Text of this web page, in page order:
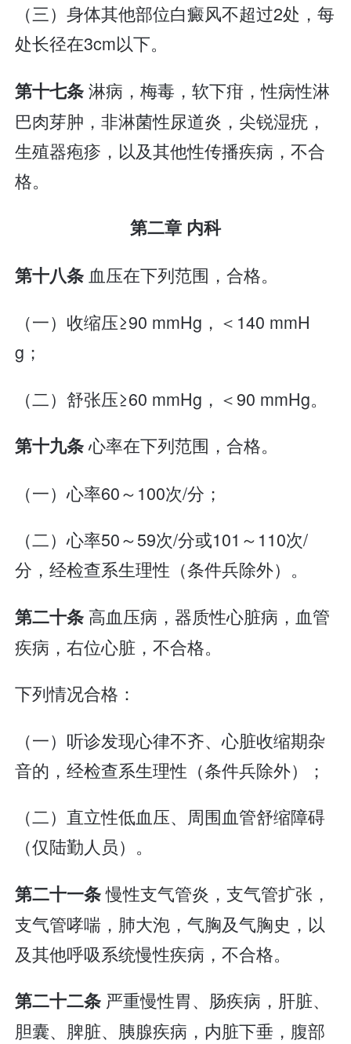
（三）身体其他部位白癜风不超过2处，每
处长径在3cm以下。
第十七条淋病，梅毒，软下疳，性病性淋
巴肉芽肿，非淋菌性尿道炎，尖锐湿疣，
生殖器疱疹，以及其他性传播疾病，不合
格。
第二章 内科
第十八条 血压在下列范围，合格。
（一）收缩压≥90 mmHg，＜140 mmH
g；
（二）舒张压≥60 mmHg，＜90 mmHg。
第十九条心率在下列范围，合格。
（一）心率60～100次/分；
（二）心率50～59次/分或101～110次/
分，经检查系生理性（条件兵除外）。
第二十条 高血压病，器质性心脏病，血管
疾病，右位心脏，不合格。
下列情况合格：
（一）听诊发现心律不齐、心脏收缩期杂
音的，经检查系生理性（条件兵除外）；
（二）直立性低血压、周围血管舒缩障碍
（仅陆勤人员）。
第二十一条慢性支气管炎，支气管扩张，
支气管哮喘，肺大泡，气胸及气胸史，以
及其他呼吸系统慢性疾病，不合格。
第二十二条 严重慢性胃、肠疾病，肝脏、
胆囊、脾脏、胰腺疾病，内脏下垂，腹部